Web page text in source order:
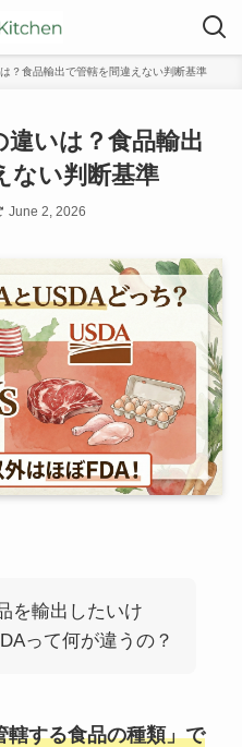
？食品輸出で管轄を間違えない判断基準
いは？食品輸出
ない判断基準
June 2, 2026
を輸出したいけ
って何が違うの？
する食品の種類」で